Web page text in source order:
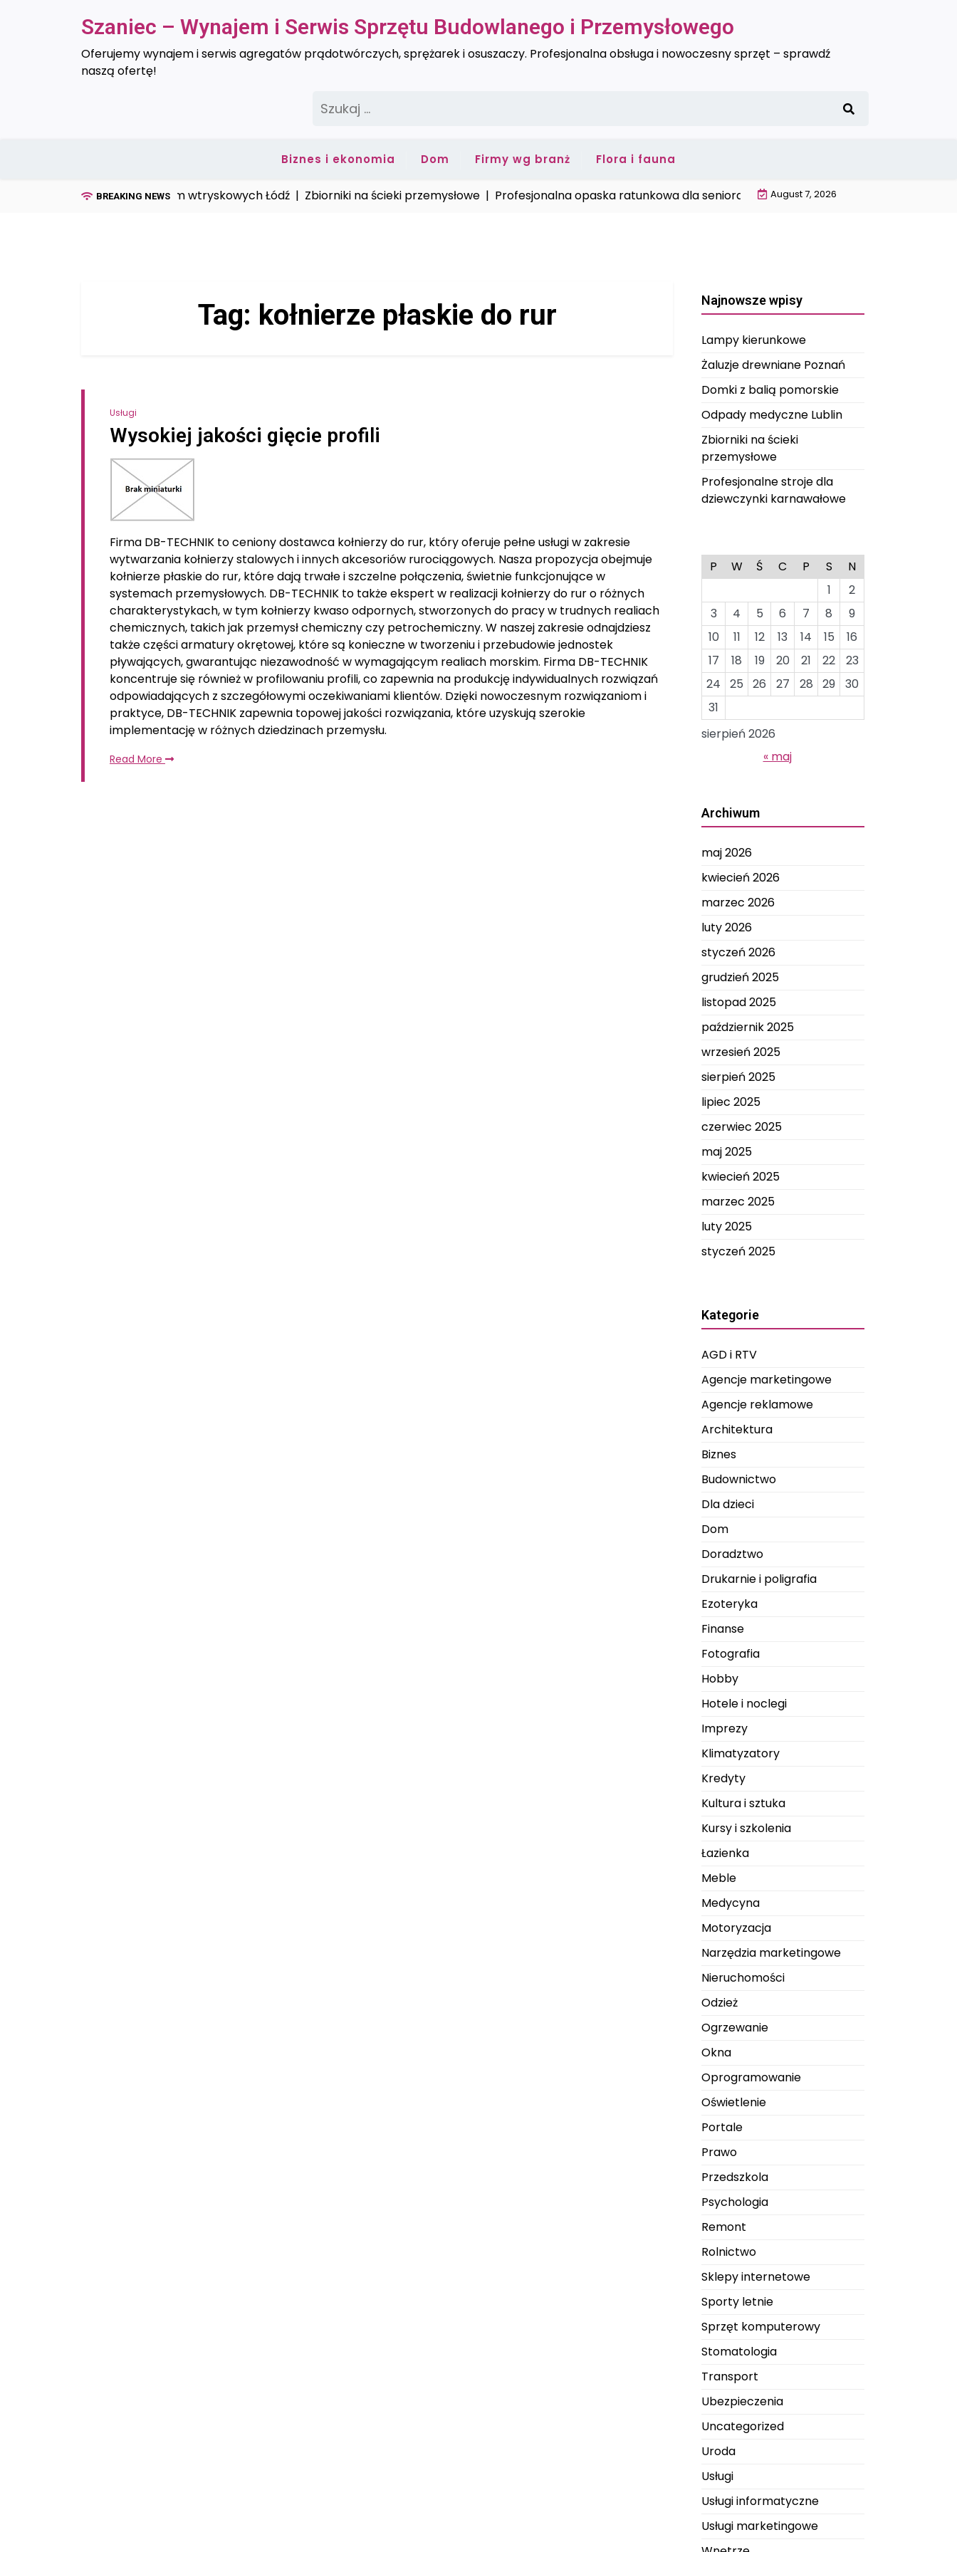
Szaniec – Wynajem i Serwis Sprzętu Budowlanego i Przemysłowego
Oferujemy wynajem i serwis agregatów prądotwórczych, sprężarek i osuszaczy. Profesjonalna obsługa i nowoczesny sprzęt – sprawdź
naszą ofertę!
Biznes i ekonomia Dom Firmy wg branż Flora i fauna
BREAKING NEWS
Serwis form wtryskowych Łódź |Zbiorniki na ścieki przemysłowe |Profesjonalna opaska ratunkowa dla seniora Trójmiasto |Wysokiej jakości
August 7, 2026
Tag: kołnierze płaskie do rur
Usługi
Wysokiej jakości gięcie profili
Firma DB-TECHNIK to ceniony dostawca kołnierzy do rur, który oferuje pełne usługi w zakresie
wytwarzania kołnierzy stalowych i innych akcesoriów rurociągowych. Nasza propozycja obejmuje
kołnierze płaskie do rur, które dają trwałe i szczelne połączenia, świetnie funkcjonujące w
systemach przemysłowych. DB-TECHNIK to także ekspert w realizacji kołnierzy do rur o różnych
charakterystykach, w tym kołnierzy kwaso odpornych, stworzonych do pracy w trudnych realiach
chemicznych, takich jak przemysł chemiczny czy petrochemiczny. W naszej zakresie odnajdziesz
także części armatury okrętowej, które są konieczne w tworzeniu i przebudowie jednostek
pływających, gwarantując niezawodność w wymagającym realiach morskim. Firma DB-TECHNIK
koncentruje się również w profilowaniu profili, co zapewnia na produkcję indywidualnych rozwiązań
odpowiadających z szczegółowymi oczekiwaniami klientów. Dzięki nowoczesnym rozwiązaniom i
praktyce, DB-TECHNIK zapewnia topowej jakości rozwiązania, które uzyskują szerokie
implementację w różnych dziedzinach przemysłu.
Read More
Najnowsze wpisy
Lampy kierunkowe
Żaluzje drewniane Poznań
Domki z balią pomorskie
Odpady medyczne Lublin
Zbiorniki na ścieki
przemysłowe
Profesjonalne stroje dla
dziewczynki karnawałowe
sierpień 2026
P W Ś C P S
N
1
2
3
4 5 6 7 8
9
10
11 12 13 14 15
16
17
18 19 20 21 22
23
24
25 26 27 28 29
30
31
« maj
Archiwum
maj 2026
kwiecień 2026
marzec 2026
luty 2026
styczeń 2026
grudzień 2025
listopad 2025
październik 2025
wrzesień 2025
sierpień 2025
lipiec 2025
czerwiec 2025
maj 2025
kwiecień 2025
marzec 2025
luty 2025
styczeń 2025
Kategorie
AGD i RTV
Agencje marketingowe
Agencje reklamowe
Architektura
Biznes
Budownictwo
Dla dzieci
Dom
Doradztwo
Drukarnie i poligrafia
Ezoteryka
Finanse
Fotografia
Hobby
Hotele i noclegi
Imprezy
Klimatyzatory
Kredyty
Kultura i sztuka
Kursy i szkolenia
Łazienka
Meble
Medycyna
Motoryzacja
Narzędzia marketingowe
Nieruchomości
Odzież
Ogrzewanie
Okna
Oprogramowanie
Oświetlenie
Portale
Prawo
Przedszkola
Psychologia
Remont
Rolnictwo
Sklepy internetowe
Sporty letnie
Sprzęt komputerowy
Stomatologia
Transport
Ubezpieczenia
Uncategorized
Uroda
Usługi
Usługi informatyczne
Usługi marketingowe